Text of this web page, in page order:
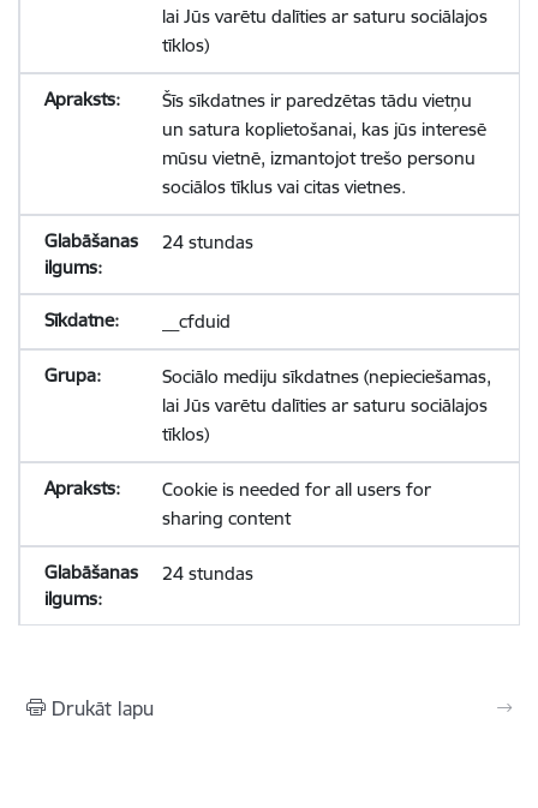
lai Jūs varētu dalīties ar saturu sociālajos
tīklos)
Šīs sīkdatnes ir paredzētas tādu vietņu
un satura koplietošanai, kas jūs interesē
mūsu vietnē, izmantojot trešo personu
sociālos tīklus vai citas vietnes.
24 stundas
__cfduid
Sociālo mediju sīkdatnes (nepieciešamas,
lai Jūs varētu dalīties ar saturu sociālajos
tīklos)
Cookie is needed for all users for
sharing content
24 stundas
Drukāt lapu